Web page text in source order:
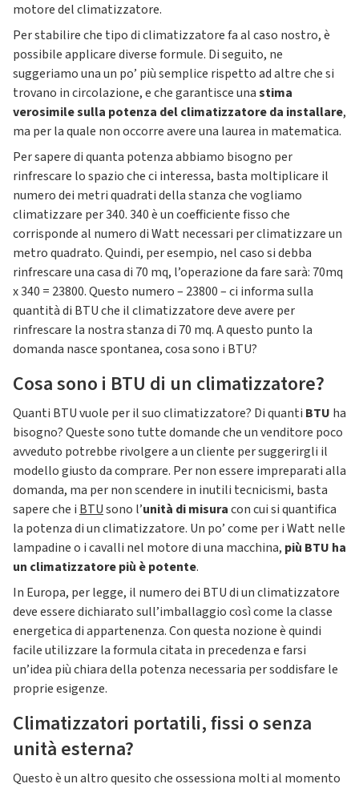
motore del climatizzatore.
Per stabilire che tipo di climatizzatore fa al caso nostro, è
possibile applicare diverse formule. Di seguito, ne
suggeriamo una un po’ più semplice rispetto ad altre che si
trovano in circolazione, e che garantisce unastima
verosimile sulla potenza del climatizzatore da installare,
ma per la quale non occorre avere una laurea in matematica.
Per sapere di quanta potenza abbiamo bisogno per
rinfrescare lo spazio che ci interessa, basta moltiplicare il
numero dei metri quadrati della stanza che vogliamo
climatizzare per 340. 340 è un coefficiente fisso che
corrisponde al numero di Watt necessari per climatizzare un
metro quadrato. Quindi, per esempio, nel caso si debba
rinfrescare una casa di 70 mq, l’operazione da fare sarà: 70mq
x 340 = 23800. Questo numero – 23800 – ci informa sulla
quantità di BTU che il climatizzatore deve avere per
rinfrescare la nostra stanza di 70 mq. A questo punto la
domanda nasce spontanea, cosa sono i BTU?
Cosa sono i BTU di un climatizzatore?
Quanti BTU vuole per il suo climatizzatore? Di quanti BTU ha
bisogno? Queste sono tutte domande che un venditore poco
avveduto potrebbe rivolgere a un cliente per suggerirgli il
modello giusto da comprare. Per non essere impreparati alla
domanda, ma per non scendere in inutili tecnicismi, basta
sapere che i BTUsono l’unità di misuracon cui si quantifica
la potenza di un climatizzatore. Un po’ come per i Watt nelle
lampadine o i cavalli nel motore di una macchina, più BTU ha
un climatizzatore più è potente.
In Europa, per legge, il numero dei BTU di un climatizzatore
deve essere dichiarato sull’imballaggio così come la classe
energetica di appartenenza. Con questa nozione è quindi
facile utilizzare la formula citata in precedenza e farsi
un’idea più chiara della potenza necessaria per soddisfare le
proprie esigenze.
Climatizzatori portatili, fissi o senza
unità esterna?
Questo è un altro quesito che ossessiona molti al momento